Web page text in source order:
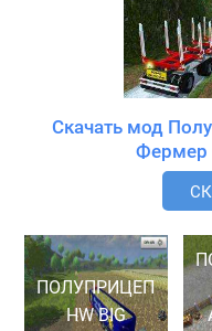
Скачать мод
ПОЛУПРИЦЕП
HW BIG